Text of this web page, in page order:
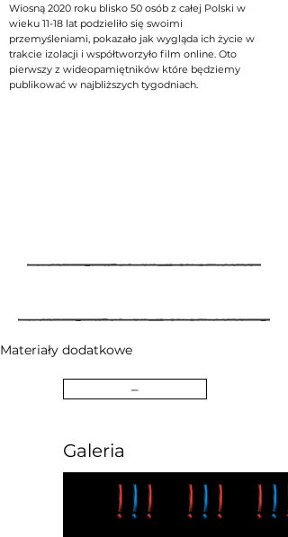
Wiosną 2020 roku blisko 50 osób z całej Polski w
wieku 11-18 lat podzieliło się swoimi
przemyśleniami, pokazało jak wygląda ich życie w
trakcie izolacji i współtworzyło film online. Oto
pierwszy z wideopamiętników które będziemy
publikować w najbliższych tygodniach.
Materiały dodatkowe
–
Galeria